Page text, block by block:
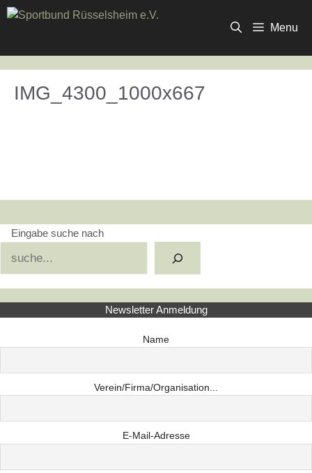
Zum
Inhalt
Menu
IMG_4300_1000x667
Eingabe suche nach
Newsletter Anmeldung
Name
Verein/Firma/Organisation...
E-Mail-Adresse